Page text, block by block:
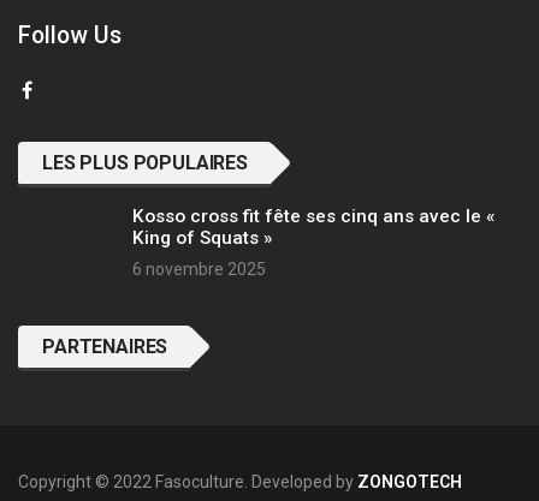
Follow Us
LES PLUS POPULAIRES
Kosso cross fit fête ses cinq ans avec le «
King of Squats »
6 novembre 2025
PARTENAIRES
Copyright © 2022 Fasoculture. Developed by ZONGOTECH